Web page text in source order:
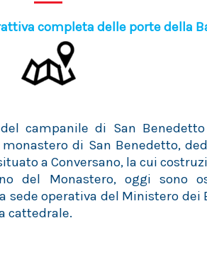
completa delle porte della
campanile di San
di San Benedetto,
a Conversano, la cui
del Monastero, oggi sono
sede operativa del Ministero dei
cattedrale.